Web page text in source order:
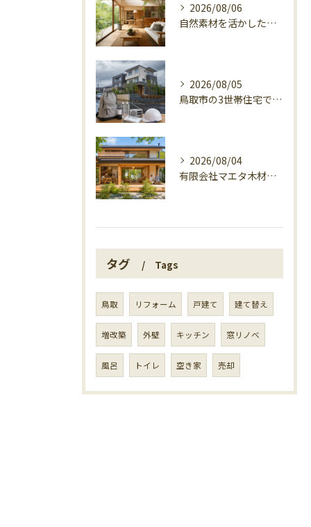
2026/08/06
自然素材を活かした家づくり、マエタ木材の目線
2026/08/05
鳥取市の3世帯住宅で考える警戒レベル4避難指示
2026/08/04
有限会社マエタ木材の鳥取に根ざす家づくり
タグ Tags
鳥取 リフォーム 戸建て 建て替え
増改築 外壁 キッチン 窓リノベ
風呂 トイレ 空き家 売却